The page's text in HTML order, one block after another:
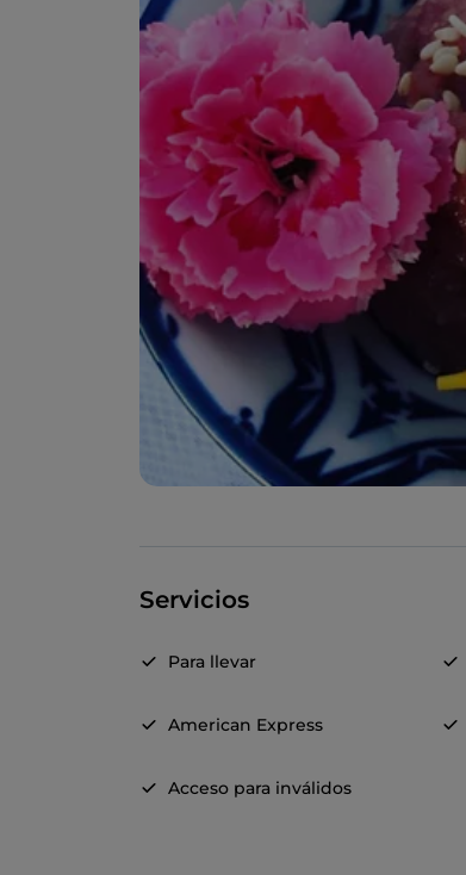
Servicios
Para llevar
American Express
Acceso para inválidos